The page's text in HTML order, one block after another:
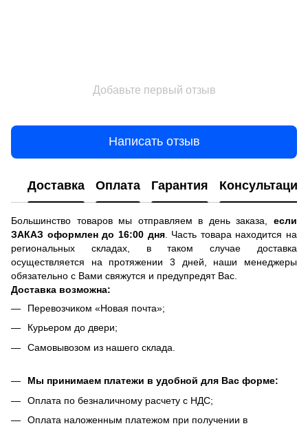
Добавьте первый отзыв
Написать отзыв
Доставка Оплата Гарантия Консультация
Большинство товаров мы отправляем в день заказа, если
ЗАКАЗ оформлен до 16:00 дня. Часть товара находится на
региональных складах, в таком случае доставка
осуществляется на протяжении 3 дней, наши менеджеры
обязательно с Вами свяжутся и предупредят Вас.
Доставка возможна:
Перевозчиком «Новая почта»;
Курьером до двери;
Самовывозом из нашего склада.
Мы принимаем платежи в удобной для Вас форме:
Оплата по безналичному расчету с НДС;
Оплата наложенным платежом при получении в